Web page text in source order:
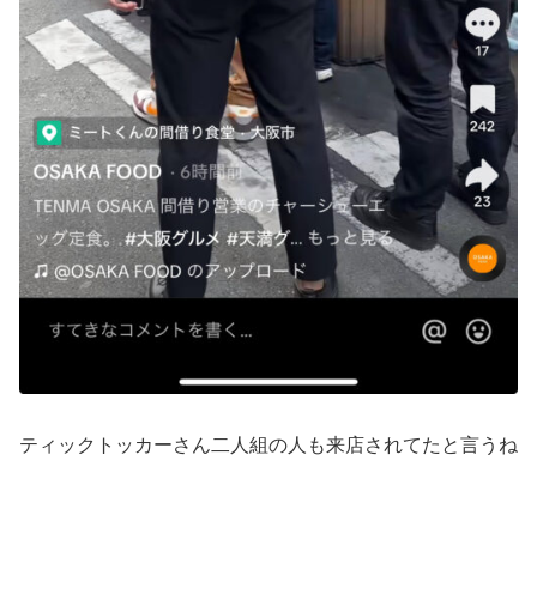
ティックトッカーさん二人組の人も来店されてたと言うね